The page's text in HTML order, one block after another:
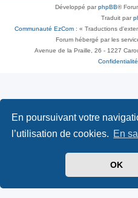
En poursuivant votre
l’utilisation de cookies. En
OK
Développé parphpBB®
Traduit par
Communauté EzCom : « Traductions
Forum hébergé par les
Avenue de la Praille, 26 - 1227
Confidentialité